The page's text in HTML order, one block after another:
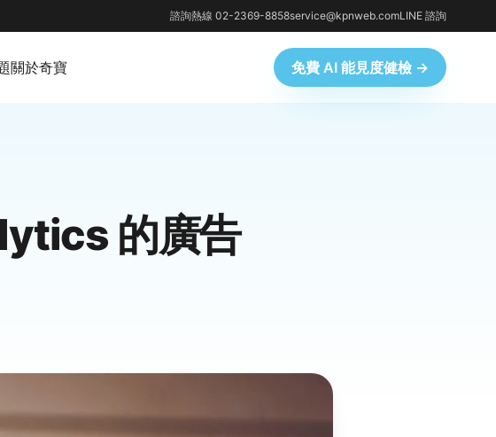
諮詢熱線 02-2369-8858service@kpnweb.comLINE 諮詢
關於奇寶 免費 AI 能見度健檢 →
的廣告